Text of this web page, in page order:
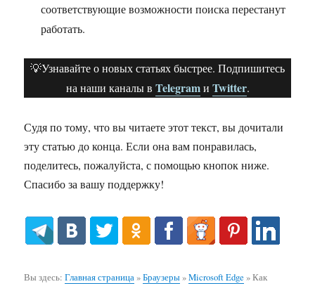
соответствующие возможности поиска перестанут
работать.
💡Узнавайте о новых статьях быстрее. Подпишитесь
на наши каналы в Telegramи Twitter.
Судя по тому, что вы читаете этот текст, вы дочитали
эту статью до конца. Если она вам понравилась,
поделитесь, пожалуйста, с помощью кнопок ниже.
Спасибо за вашу поддержку!
Вы здесь:Главная страница»Браузеры»Microsoft Edge »Как